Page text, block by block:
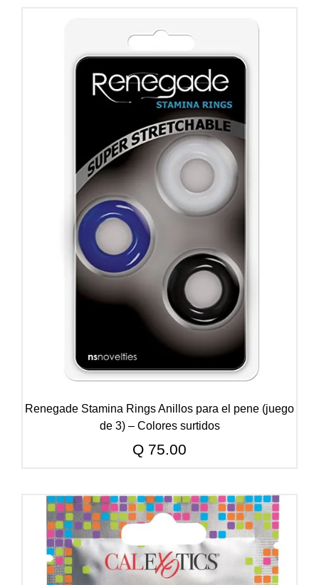
Renegade Stamina Rings Anillos para el pene (juego
de 3) – Colores surtidos
Q 75.00